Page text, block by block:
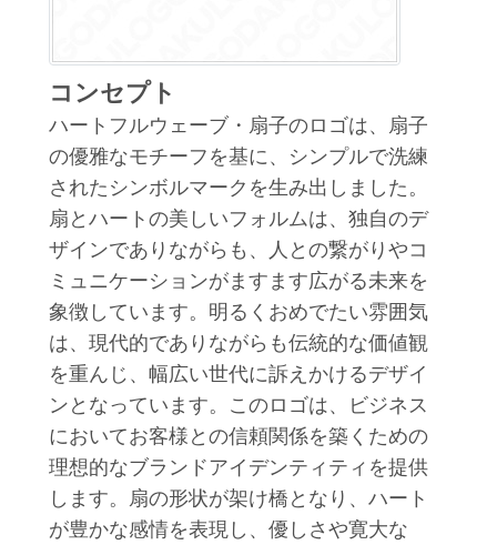
コンセプト
ハートフルウェーブ・扇子のロゴは、扇子
の優雅なモチーフを基に、シンプルで洗練
されたシンボルマークを生み出しました。
扇とハートの美しいフォルムは、独自のデ
ザインでありながらも、人との繋がりやコ
ミュニケーションがますます広がる未来を
象徴しています。明るくおめでたい雰囲気
は、現代的でありながらも伝統的な価値観
を重んじ、幅広い世代に訴えかけるデザイ
ンとなっています。このロゴは、ビジネス
においてお客様との信頼関係を築くための
理想的なブランドアイデンティティを提供
します。扇の形状が架け橋となり、ハート
が豊かな感情を表現し、優しさや寛大な